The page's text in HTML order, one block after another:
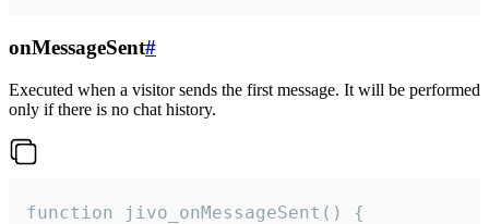
onMessageSent#
Executed when a visitor sends the first message. It will be performed
only if there is no chat history.
function jivo_onMessageSent() {